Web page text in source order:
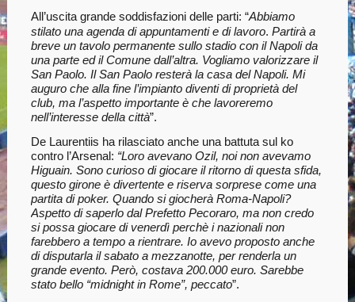
All’uscita grande soddisfazioni delle parti: “Abbiamo
stilato una agenda di appuntamenti e di lavoro. Partirà a
breve un tavolo permanente sullo stadio con il Napoli da
una parte ed il Comune dall’altra. Vogliamo valorizzare il
San Paolo. Il San Paolo resterà la casa del Napoli. Mi
auguro che alla fine l’impianto diventi di proprietà del
club, ma l’aspetto importante è che lavoreremo
nell’interesse della città”.
De Laurentiis ha rilasciato anche una battuta sul ko
contro l’Arsenal: “Loro avevano Ozil, noi non avevamo
Higuain. Sono curioso di giocare il ritorno di questa sfida,
questo girone è divertente e riserva sorprese come una
partita di poker. Quando si giocherà Roma-Napoli?
Aspetto di saperlo dal Prefetto Pecoraro, ma non credo
si possa giocare di venerdì perchè i nazionali non
farebbero a tempo a rientrare. Io avevo proposto anche
di disputarla il sabato a mezzanotte, per renderla un
grande evento. Però, costava 200.000 euro. Sarebbe
stato bello “midnight in Rome”, peccato”.